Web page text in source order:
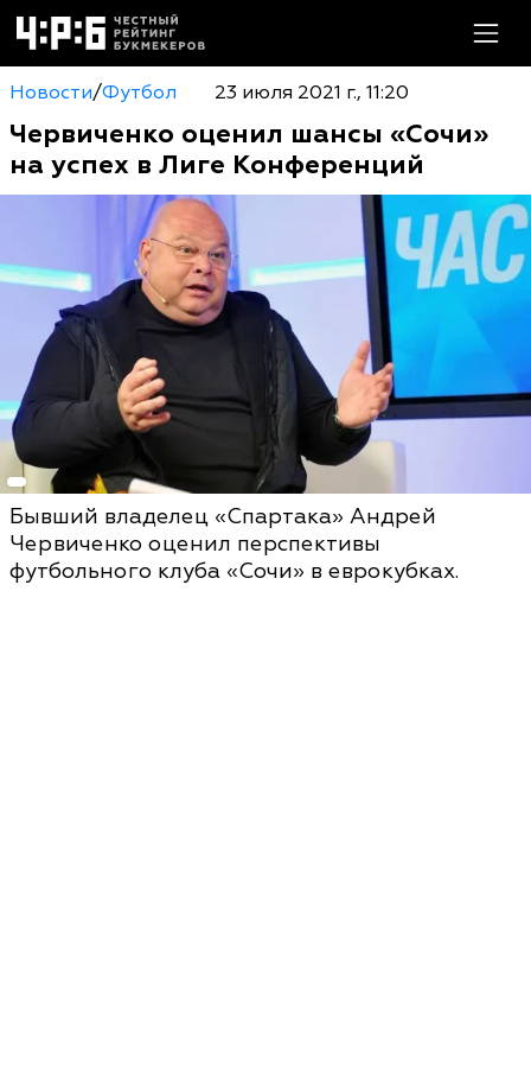
Новости/Футбол 23 июля 2021 г., 11:20
Червиченко оценил шансы «Сочи»
на успех в Лиге Конференций
Бывший владелец «Спартака» Андрей
Червиченко оценил перспективы
футбольного клуба «Сочи» в еврокубках.